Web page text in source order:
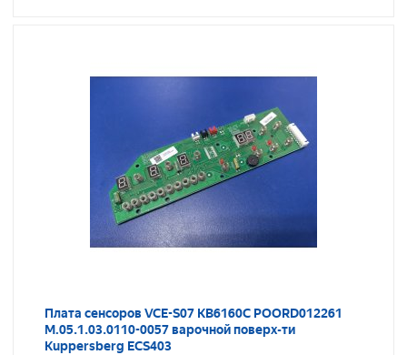
Плата сенсоров VCE-S07 KB6160C POORD012261
M.05.1.03.0110-0057 варочной поверх-ти
Kuppersberg ECS403